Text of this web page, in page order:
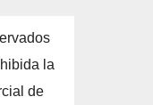
la
de